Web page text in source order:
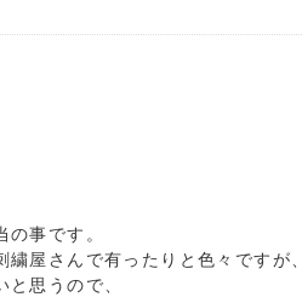
事です。
屋さんで有ったりと色々ですが、
思うので、